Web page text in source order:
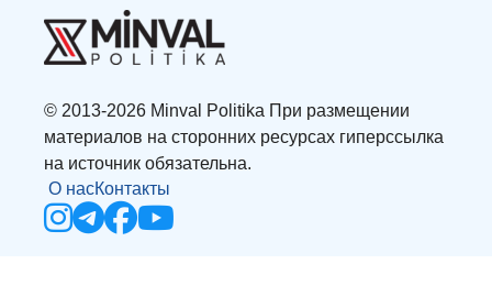
© 2013-2026 Minval Politika При размещении
материалов на сторонних ресурсах гиперссылка
на источник обязательна.
О насКонтакты